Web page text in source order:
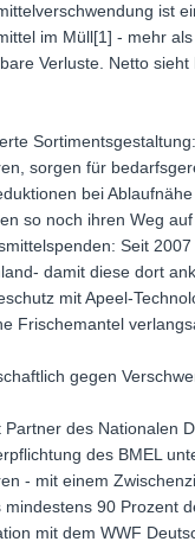
ist
im Müll[1] - mehr
Verluste. Netto
sorgen für
bei
so noch ihren Weg auf
Seit
damit diese dort
mit Apeel-
Frischemantel
gegen
Partner des Nationalen
des BMEL
- mit einem
mindestens 90 Prozent
mit dem WWF